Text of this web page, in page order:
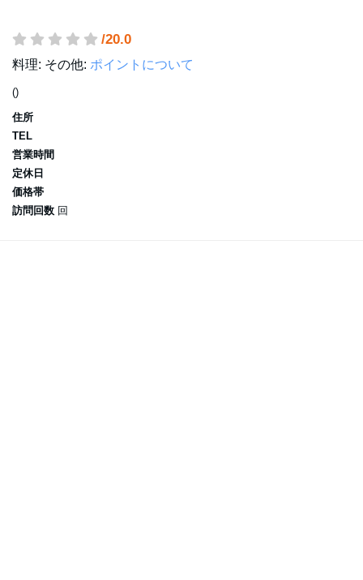
/20.0
料理: その他: ポイントについて
()
住所
TEL
営業時間
定休日
価格帯
訪問回数 回